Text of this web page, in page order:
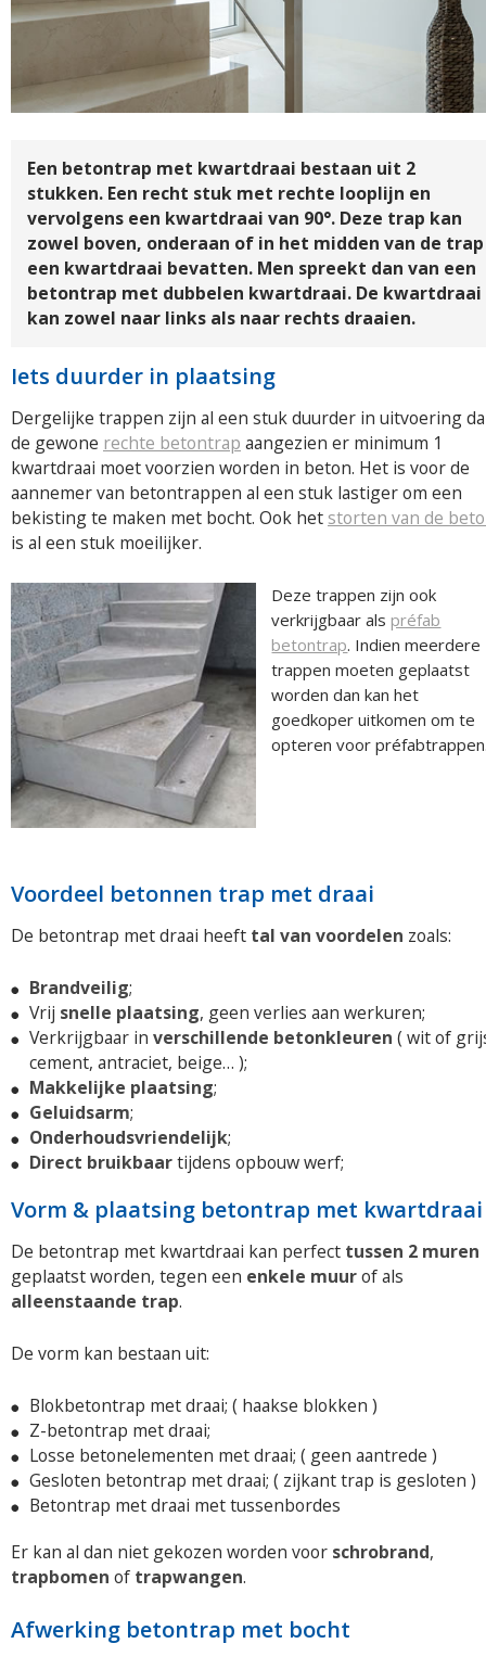
Een betontrap met kwartdraai bestaan uit 2
stukken. Een recht stuk met rechte looplijn en
vervolgens een kwartdraai van 90°. Deze trap kan
zowel boven, onderaan of in het midden van de trap
een kwartdraai bevatten. Men spreekt dan van een
betontrap met dubbelen kwartdraai. De kwartdraai
kan zowel naar links als naar rechts draaien.
Iets duurder in plaatsing
Dergelijke trappen zijn al een stuk duurder in uitvoering
de gewone rechte betontrap aangezien er minimum 1
kwartdraai moet voorzien worden in beton. Het is voor de
aannemer van betontrappen al een stuk lastiger om een
bekisting te maken met bocht. Ook het storten van de
is al een stuk moeilijker.
Deze trappen zijn ook
verkrijgbaar als préfab
betontrap. Indien meerdere
trappen moeten geplaatst
worden dan kan het
goedkoper uitkomen om te
opteren voor
Voordeel betonnen trap met draai
De betontrap met draai heeft tal van voordelen zoals:
Brandveilig;
Vrij snelle plaatsing, geen verlies aan werkuren;
Verkrijgbaar in verschillende betonkleuren ( wit of
cement, antraciet, beige… );
Makkelijke plaatsing;
Geluidsarm;
Onderhoudsvriendelijk;
Direct bruikbaartijdens opbouw werf;
Vorm & plaatsing betontrap met kwartdraai
De betontrap met kwartdraai kan perfect tussen 2 muren
geplaatst worden, tegen een enkele muurof als
alleenstaande trap.
De vorm kan bestaan uit:
Blokbetontrap met draai; ( haakse blokken )
Z-betontrap met draai;
Losse betonelementen met draai; ( geen aantrede )
Gesloten betontrap met draai; ( zijkant trap is gesloten )
Betontrap met draai met tussenbordes
Er kan al dan niet gekozen worden voor schrobrand,
trapbomen of trapwangen.
Afwerking betontrap met bocht